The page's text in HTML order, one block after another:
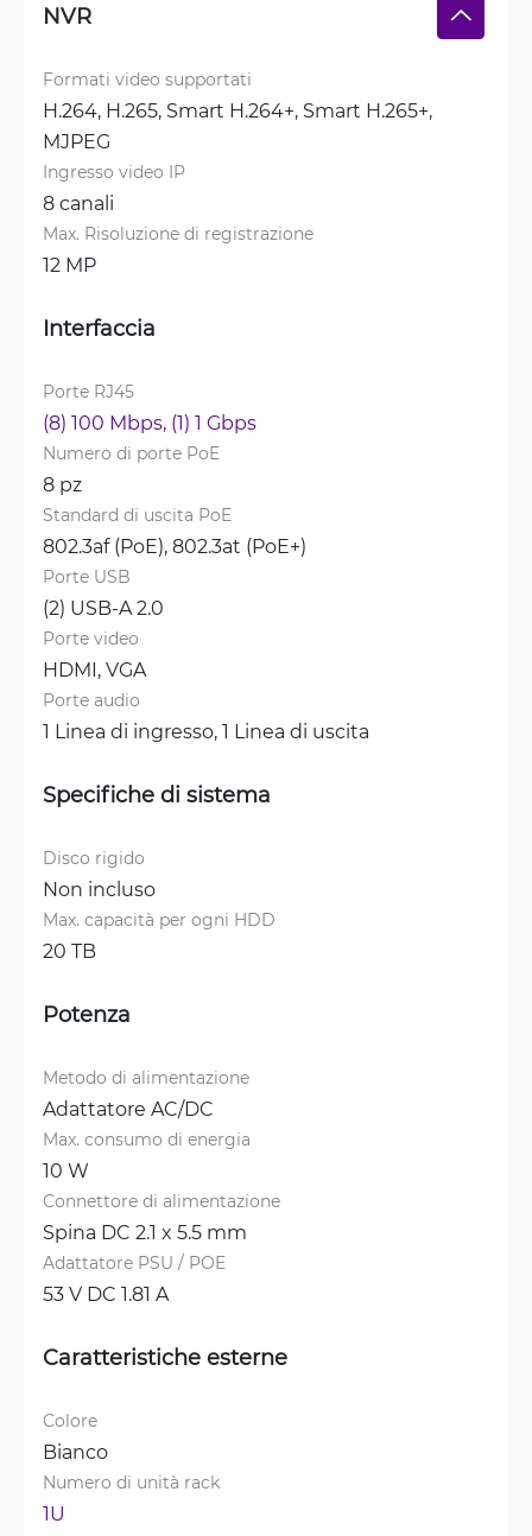
NVR
Formati video supportati
H.264, H.265, Smart H.264+, Smart H.265+,
MJPEG
Ingresso video IP
8 canali
Max. Risoluzione di registrazione
12 MP
Interfaccia
Porte RJ45
(8) 100 Mbps, (1) 1 Gbps
Numero di porte PoE
8 pz
Standard di uscita PoE
802.3af (PoE), 802.3at (PoE+)
Porte USB
(2) USB-A 2.0
Porte video
HDMI, VGA
Porte audio
1 Linea di ingresso, 1 Linea di uscita
Specifiche di sistema
Disco rigido
Non incluso
Max. capacità per ogni HDD
20 TB
Potenza
Metodo di alimentazione
Adattatore AC/DC
Max. consumo di energia
10 W
Connettore di alimentazione
Spina DC 2.1 x 5.5 mm
Adattatore PSU / POE
53 V DC 1.81 A
Caratteristiche esterne
Colore
Bianco
Numero di unità rack
1U